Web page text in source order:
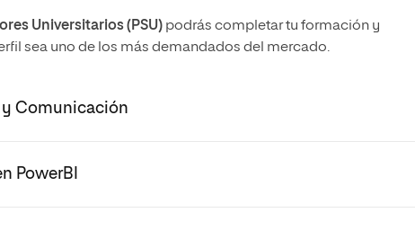
Universitarios (PSU) podrás completar tu formación y
sea uno de los más demandados del mercado.
y Comunicación
PowerBI